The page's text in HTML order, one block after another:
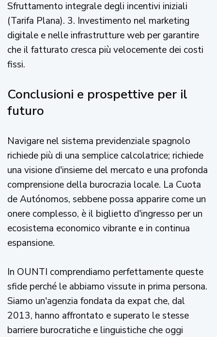
Sfruttamento integrale degli incentivi iniziali
(Tarifa Plana). 3. Investimento nel marketing
digitale e nelle infrastrutture web per garantire
che il fatturato cresca più velocemente dei costi
fissi.
Conclusioni e prospettive per il
futuro
Navigare nel sistema previdenziale spagnolo
richiede più di una semplice calcolatrice; richiede
una visione d'insieme del mercato e una profonda
comprensione della burocrazia locale. La Cuota
de Autónomos, sebbene possa apparire come un
onere complesso, è il biglietto d'ingresso per un
ecosistema economico vibrante e in continua
espansione.
In OUNTI comprendiamo perfettamente queste
sfide perché le abbiamo vissute in prima persona.
Siamo un'agenzia fondata da expat che, dal
2013, hanno affrontato e superato le stesse
barriere burocratiche e linguistiche che oggi